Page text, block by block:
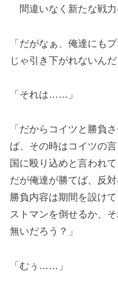
間違いなく新たな戦力
「だがなぁ、俺達にも
じゃ引き下がれないんだ
「それは……」
「だからコイツと勝負
ば、その時はコイツの
国に殴り込めと言われ
だが俺達が勝てば、反
勝負内容は期間を設け
ストマンを倒せるか、
無いだろう？」
「むぅ……」